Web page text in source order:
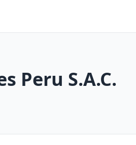
Peru S.A.C.